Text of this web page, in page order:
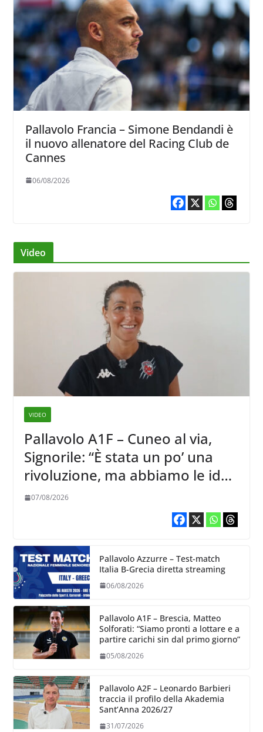
Pallavolo Francia – Simone Bendandi è
il nuovo allenatore del Racing Club de
Cannes
06/08/2026
Video
VIDEO
Pallavolo A1F – Cuneo al via,
Signorile: “È stata un po’ una
rivoluzione, ma abbiamo le idee
chiare siu cosa vogliamo fare”
07/08/2026
Pallavolo Azzurre – Test-match
Italia B-Grecia diretta streaming
06/08/2026
Pallavolo A1F – Brescia, Matteo
Solforati: “Siamo pronti a lottare e a
partire carichi sin dal primo giorno”
05/08/2026
Pallavolo A2F – Leonardo Barbieri
traccia il profilo della Akademia
Sant’Anna 2026/27
31/07/2026